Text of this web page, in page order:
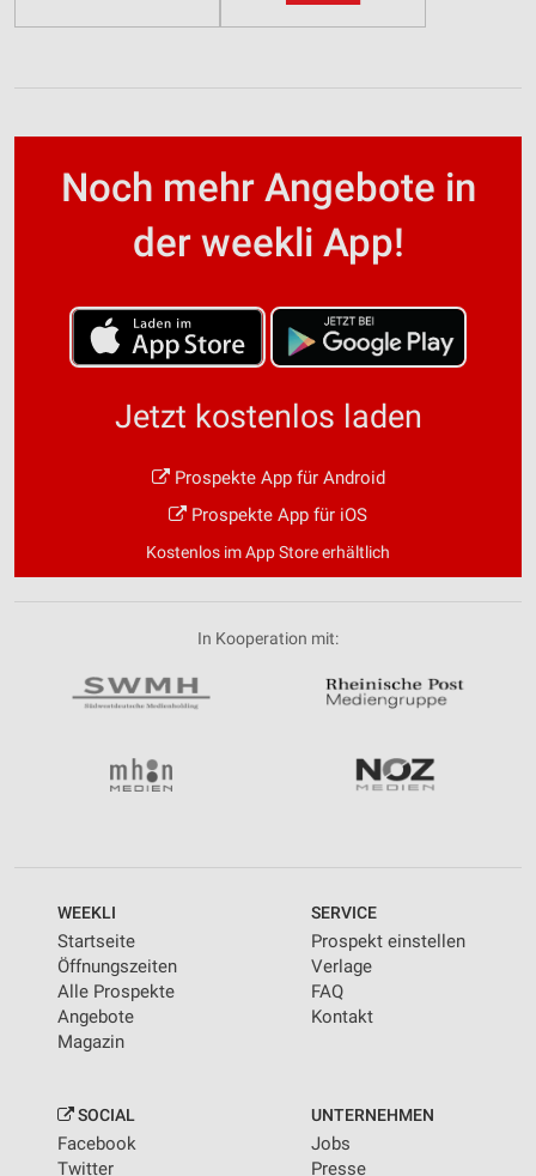
Noch mehr Angebote in
der weekli App!
Jetzt kostenlos laden
Prospekte App für Android
Prospekte App für iOS
Kostenlos im App Store erhältlich
In Kooperation mit:
WEEKLI
Startseite
Öffnungszeiten
Alle Prospekte
Angebote
Magazin
SERVICE
Prospekt einstellen
Verlage
FAQ
Kontakt
SOCIAL
Facebook
Twitter
UNTERNEHMEN
Jobs
Presse